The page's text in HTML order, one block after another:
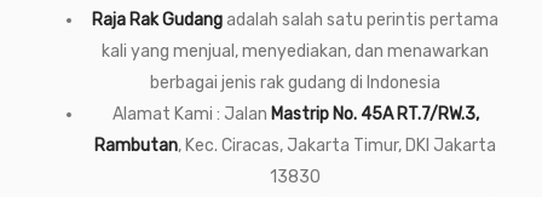
Raja Rak Gudangadalah salah satu perintis pertama
kali yang menjual, menyediakan, dan menawarkan
berbagai jenis rak gudang di Indonesia
Alamat Kami : Jalan Mastrip No. 45A RT.7/RW.3,
Rambutan, Kec. Ciracas, Jakarta Timur, DKI Jakarta
13830